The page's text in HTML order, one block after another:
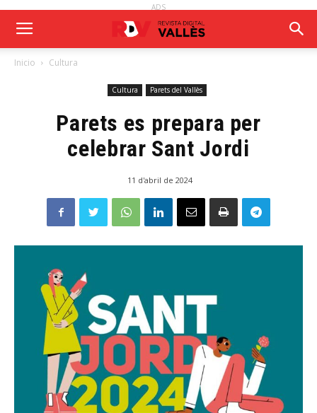
ADS
Inicio Cultura
Cultura Parets del Vallès
Parets es prepara per
celebrar Sant Jordi
11 d'abril de 2024